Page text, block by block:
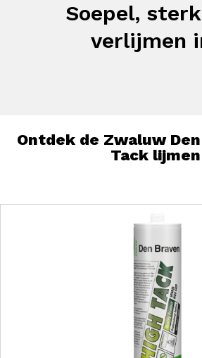
Soepel,
verlijmen
Ontdek de Zwaluw
Tack lijmen